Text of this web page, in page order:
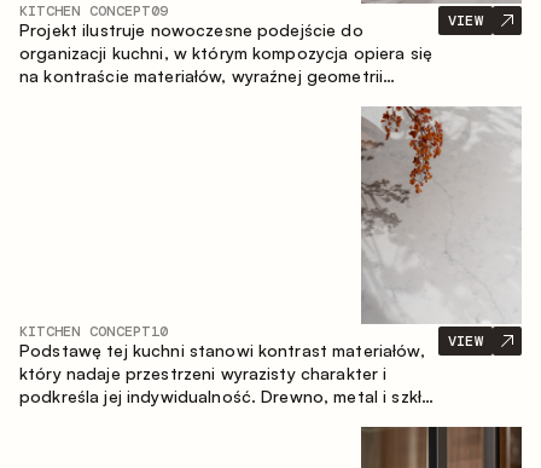
KITCHEN CONCEPT09
Projekt ilustruje nowoczesne podejście do
organizacji kuchni, w którym kompozycja opiera się
na kontraście materiałów, wyraźnej geometrii
stref przechowywania. Układ prosty z wyspą
buduje logiczną strukturę przestrzeni oraz tworzy
wygodną oś komunikacyjną między strefami
VIEW
KITCHEN CONCEPT10
Podstawę tej kuchni stanowi kontrast materiałów,
który nadaje przestrzeni wyrazisty charakter i
podkreśla jej indywidualność. Drewno, metal i szkło
VIEW